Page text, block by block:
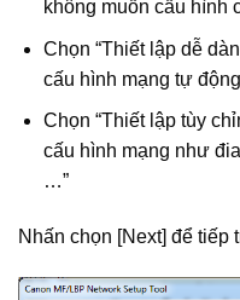
không muốn cấu hình
Chọn “Thiết lập dễ
cấu hình mạng tự động
Chọn “Thiết lập tùy
cấu hình mạng như
…”
Nhấn chọn [Next] để tiếp